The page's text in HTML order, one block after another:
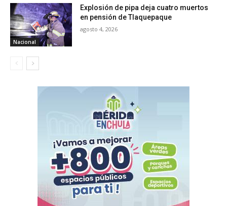
Nacional
Explosión de pipa deja cuatro muertos
en pensión de Tlaquepaque
agosto 4, 2026